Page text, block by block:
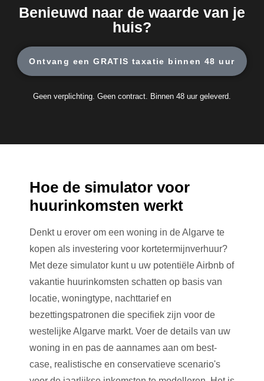
Benieuwd naar de waarde van je
huis?
Ontvang een GRATIS taxatie binnen 48 uur
Geen verplichting. Geen contract. Binnen 48 uur geleverd.
Hoe de simulator voor
huurinkomsten werkt
Denkt u erover om een woning in de Algarve te
kopen als investering voor kortetermijnverhuur?
Met deze simulator kunt u uw potentiële Airbnb of
vakantie huurinkomsten schatten op basis van
locatie, woningtype, nachttarief en
bezettingspatronen die specifiek zijn voor de
westelijke Algarve markt. Voer de details van uw
woning in en pas de aannames aan om best-
case, realistische en conservatieve scenario's